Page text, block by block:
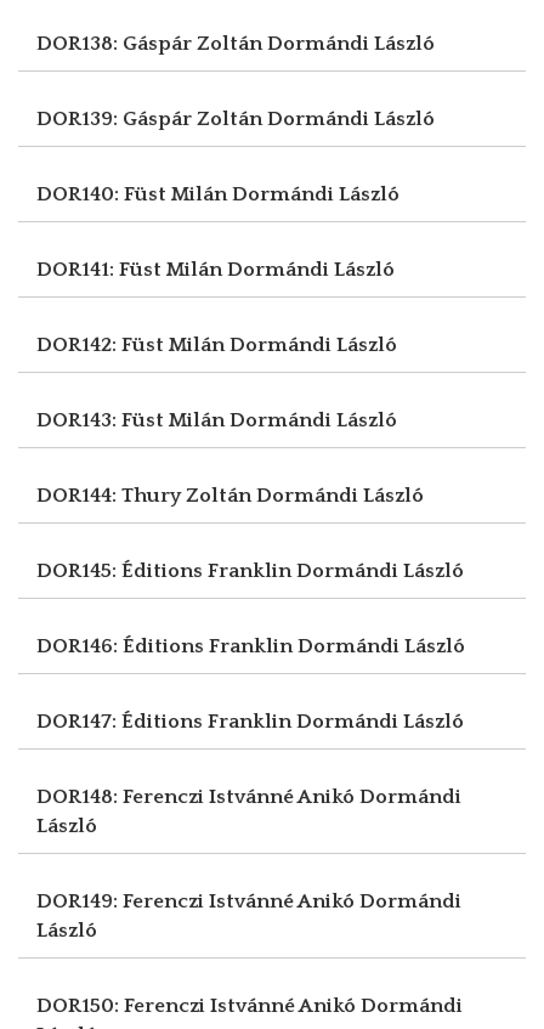
DOR138: Gáspár ZoltánDormándi László
DOR139: Gáspár ZoltánDormándi László
DOR140: Füst MilánDormándi László
DOR141: Füst MilánDormándi László
DOR142: Füst MilánDormándi László
DOR143: Füst MilánDormándi László
DOR144: Thury ZoltánDormándi László
DOR145: Éditions FranklinDormándi László
DOR146: Éditions FranklinDormándi László
DOR147: Éditions FranklinDormándi László
DOR148: Ferenczi Istvánné Anikó Dormándi
László
DOR149: Ferenczi Istvánné Anikó Dormándi
László
DOR150: Ferenczi Istvánné Anikó Dormándi